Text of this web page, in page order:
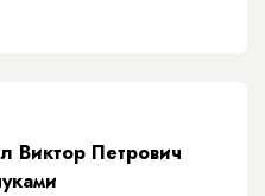
Виктор Петрович